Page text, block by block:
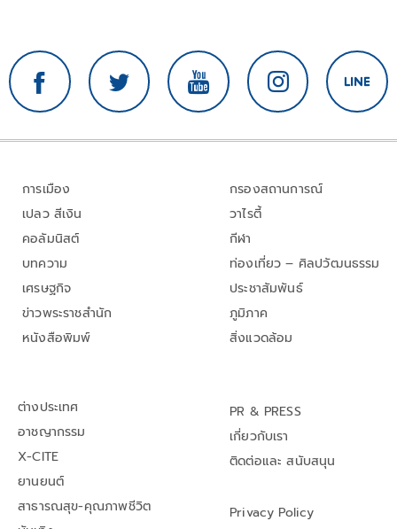
การเมือง
เปลว สีเงิน
คอลัมนิสต์
บทความ
เศรษฐกิจ
ข่าวพระราชสำนัก
หนังสือพิมพ์
กรองสถานการณ์
วาไรตี้
กีฬา
ท่องเที่ยว – ศิลปวัฒนธรรม
ประชาสัมพันธ์
ภูมิภาค
สิ่งแวดล้อม
ต่างประเทศ
อาชญากรรม
X-CITE
ยานยนต์
สาธารณสุข-คุณภาพชีวิต
PR & PRESS
เกี่ยวกับเรา
ติดต่อและ สนับสนุน
Privacy Policy